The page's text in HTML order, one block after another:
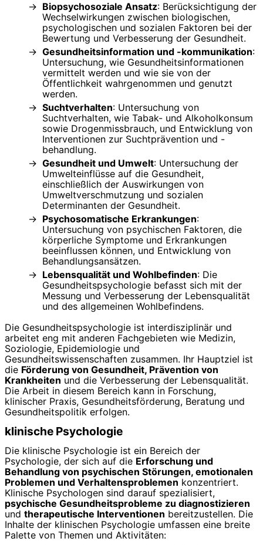
Biopsychosoziale Ansatz: Berücksichtigung der
Wechselwirkungen zwischen biologischen,
psychologischen und sozialen Faktoren bei der
Bewertung und Verbesserung der Gesundheit.
Gesundheitsinformation und -kommunikation:
Untersuchung, wie Gesundheitsinformationen
vermittelt werden und wie sie von der
Öffentlichkeit wahrgenommen und genutzt
werden.
Suchtverhalten: Untersuchung von
Suchtverhalten, wie Tabak- und Alkoholkonsum
sowie Drogenmissbrauch, und Entwicklung von
Interventionen zur Suchtprävention und -
behandlung.
Gesundheit und Umwelt: Untersuchung der
Umwelteinflüsse auf die Gesundheit,
einschließlich der Auswirkungen von
Umweltverschmutzung und sozialen
Determinanten der Gesundheit.
Psychosomatische Erkrankungen:
Untersuchung von psychischen Faktoren, die
körperliche Symptome und Erkrankungen
beeinflussen können, und Entwicklung von
Behandlungsansätzen.
Lebensqualität und Wohlbefinden: Die
Gesundheitspsychologie befasst sich mit der
Messung und Verbesserung der Lebensqualität
und des allgemeinen Wohlbefindens.
Die Gesundheitspsychologie ist interdisziplinär und
arbeitet eng mit anderen Fachgebieten wie Medizin,
Soziologie, Epidemiologie und
Gesundheitswissenschaften zusammen. Ihr Hauptziel ist
die Förderung von Gesundheit, Prävention von
Krankheiten und die Verbesserung der Lebensqualität.
Die Arbeit in diesem Bereich kann in Forschung,
klinischer Praxis, Gesundheitsförderung, Beratung und
Gesundheitspolitik erfolgen.
klinische Psychologie
Die klinische Psychologie ist ein Bereich der
Psychologie, der sich auf die Erforschung und
Behandlung von psychischen Störungen, emotionalen
Problemen und Verhaltensproblemen konzentriert.
Klinische Psychologen sind darauf spezialisiert,
psychische Gesundheitsprobleme zu diagnostizieren
und therapeutische Interventionen bereitzustellen. Die
Inhalte der klinischen Psychologie umfassen eine breite
Palette von Themen und Aktivitäten: